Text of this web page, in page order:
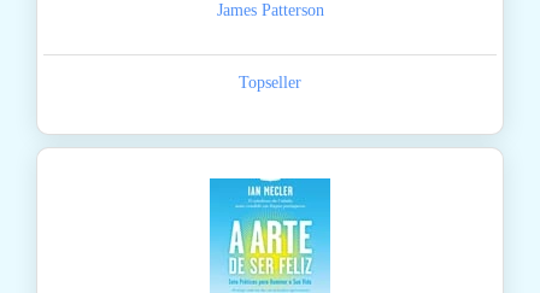
James Patterson
Topseller